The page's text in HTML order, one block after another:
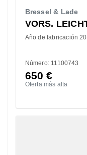
Bressel & Lade
VORS.
Año de fabricación
Número: 11100743
650€
Oferta más alta